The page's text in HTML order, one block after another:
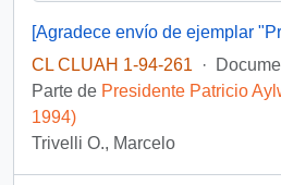
CL CLUAH 1-94-261
·
Parte de Presidente Patricio
1994)
Trivelli O., Marcelo